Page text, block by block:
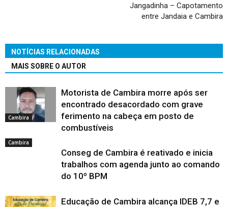
Jangadinha – Capotamento
entre Jandaia e Cambira
NOTÍCIAS RELACIONADAS
MAIS SOBRE O AUTOR
Cambira
Motorista de Cambira morre após ser
encontrado desacordado com grave
ferimento na cabeça em posto de
combustíveis
Cambira
Conseg de Cambira é reativado e inicia
trabalhos com agenda junto ao comando
do 10º BPM
Educação de Cambira alcança IDEB 7,7 e